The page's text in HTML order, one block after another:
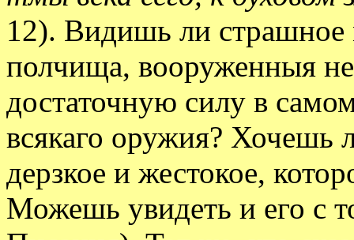
12). Видишь ли страшное
полчища, вооруженныя
достаточную силу в
всякаго оружия? Хочешь
дерзкое и жестокое,
Можешь увидеть и его с